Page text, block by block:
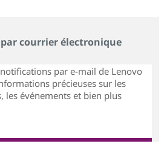
courrier électronique
par e-mail de Lenovo
précieuses sur les
les événements et bien plus